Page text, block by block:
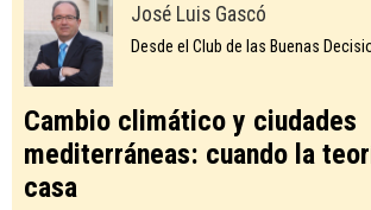
José Luis Gascó
Desde el Club de las Buenas
Cambio climático y ciudades
mediterráneas: cuando la
casa